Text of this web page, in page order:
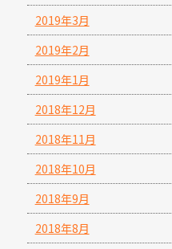
2019年3月
2019年2月
2019年1月
2018年12月
2018年11月
2018年10月
2018年9月
2018年8月